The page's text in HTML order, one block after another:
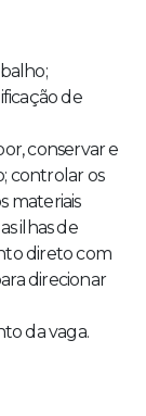
de
conservar e
controlar os
materiais
ilhas de
direto com
direcionar
da vaga.